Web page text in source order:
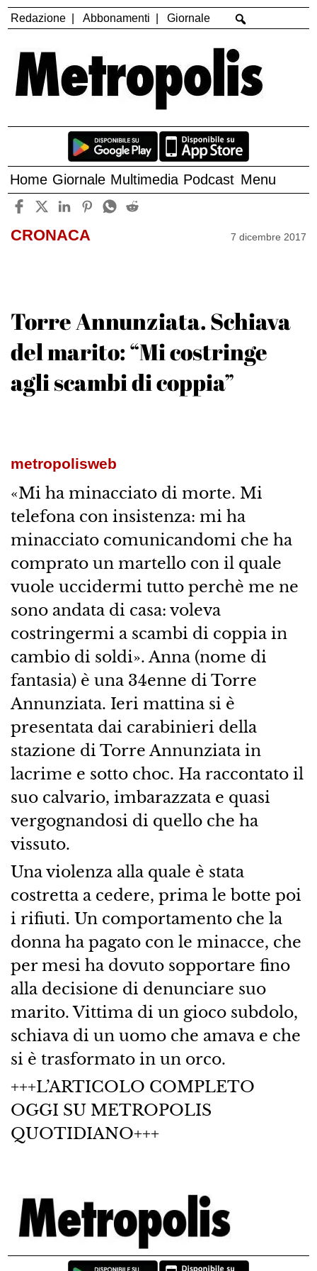
Redazione Abbonamenti Giornale
Home Giornale Multimedia Podcast Menu
CRONACA 7 dicembre 2017
Torre Annunziata. Schiava
del marito: “Mi costringe
agli scambi di coppia”
metropolisweb
«Mi ha minacciato di morte. Mi
telefona con insistenza: mi ha
minacciato comunicandomi che ha
comprato un martello con il quale
vuole uccidermi tutto perchè me ne
sono andata di casa: voleva
costringermi a scambi di coppia in
cambio di soldi». Anna (nome di
fantasia) è una 34enne di Torre
Annunziata. Ieri mattina si è
presentata dai carabinieri della
stazione di Torre Annunziata in
lacrime e sotto choc. Ha raccontato il
suo calvario, imbarazzata e quasi
vergognandosi di quello che ha
vissuto.
Una violenza alla quale è stata
costretta a cedere, prima le botte poi
i rifiuti. Un comportamento che la
donna ha pagato con le minacce, che
per mesi ha dovuto sopportare fino
alla decisione di denunciare suo
marito. Vittima di un gioco subdolo,
schiava di un uomo che amava e che
si è trasformato in un orco.
+++L’ARTICOLO COMPLETO
OGGI SU METROPOLIS
QUOTIDIANO+++